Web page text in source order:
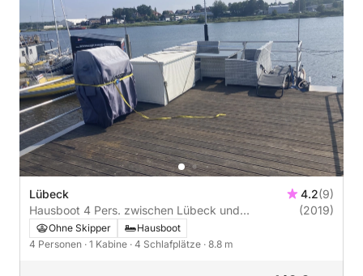
Lübeck 4.2(9)
Hausboot 4 Pers. zwischen Lübeck und
Travemünde Trave
(2019)
Ohne Skipper
Hausboot
4 Personen · 1 Kabine · 4 Schlafplätze · 8.8 m